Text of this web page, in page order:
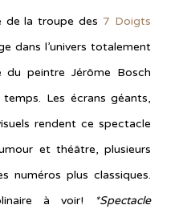
de la troupe des 7 Doigts
dans l’univers totalement
du peintre Jérôme Bosch
Les écrans géants,
rendent ce spectacle
et théâtre, plusieurs
numéros plus classiques.
à voir!
*Spectacle